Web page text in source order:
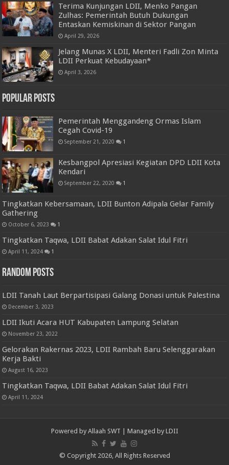
Terima Kunjungan LDII, Menko Pangan
Zulhas: Pemerintah Butuh Dukungan
Entaskan Kemiskinan di Sektor Pangan
April 29, 2026
Jelang Munas X LDII, Menteri Fadli Zon Minta
LDII Perkuat Kebudayaan*
April 3, 2026
Popular Posts
Pemerintah Menggandeng Ormas Islam
Cegah Covid-19
September 21, 2020 1
Kesbangpol Apresiasi Kegiatan DPD LDII Kota
Kendari
September 22, 2020 1
Tingkatkan Kebersamaan, LDII Bunton Adipala Gelar Family
Gathering
October 6, 2023 1
Tingkatkan Taqwa, LDII Babat Adakan Salat Idul Fitri
April 11, 2024 1
Random Posts
LDII Tanah Laut Berpartisipasi Galang Donasi untuk Palestina
December 3, 2023
LDII Ikuti Acara HUT Kabupaten Lampung Selatan
November 23, 2022
Gelorakan Rakernas 2023, LDII Rambah Baru Selenggarakan
Kerja Bakti
August 16, 2023
Tingkatkan Taqwa, LDII Babat Adakan Salat Idul Fitri
April 11, 2024
Powered by Allaah SWT | Managed by LDII
© Copyright 2026, All Rights Reserved